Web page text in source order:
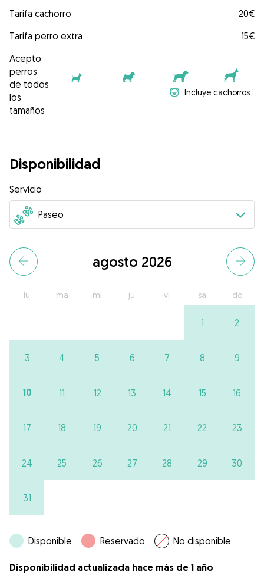
Tarifa cachorro
20€
Tarifa perro extra
15€
Acepto
perros
de todos
los
tamaños
Incluye cachorros
Disponibilidad
Servicio
agosto 2026
lu ma mi ju vi sa do
1 2
3 4 5 6 7 8 9
10 11 12 13 14 15 16
17 18 19 20 21 22 23
24 25 26 27 28 29 30
31
Disponible Reservado No disponible
Disponibilidad actualizada hace más de 1 año